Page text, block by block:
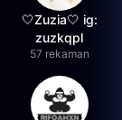
🤍Zuzia🤍 ig:
zuzkqpl
57 rekaman